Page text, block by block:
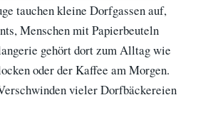
tauchen kleine Dorfgassen auf,
Menschen mit Papierbeuteln
gehört dort zum Alltag wie
oder der Kaffee am Morgen.
vieler Dorfbäckereien